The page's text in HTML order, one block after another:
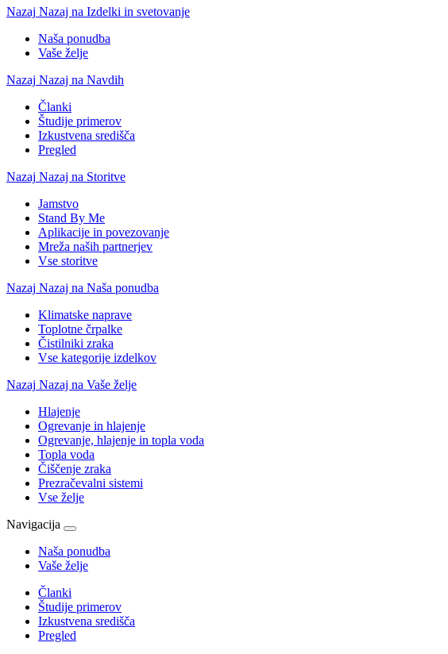
Nazaj Nazaj na Izdelki in svetovanje
Naša ponudba
Vaše želje
Nazaj Nazaj na Navdih
Članki
Študije primerov
Izkustvena središča
Pregled
Nazaj Nazaj na Storitve
Jamstvo
Stand By Me
Aplikacije in povezovanje
Mreža naših partnerjev
Vse storitve
Nazaj Nazaj na Naša ponudba
Klimatske naprave
Toplotne črpalke
Čistilniki zraka
Vse kategorije izdelkov
Nazaj Nazaj na Vaše želje
Hlajenje
Ogrevanje in hlajenje
Ogrevanje, hlajenje in topla voda
Topla voda
Čiščenje zraka
Prezračevalni sistemi
Vse želje
Navigacija
Naša ponudba
Vaše želje
Članki
Študije primerov
Izkustvena središča
Pregled